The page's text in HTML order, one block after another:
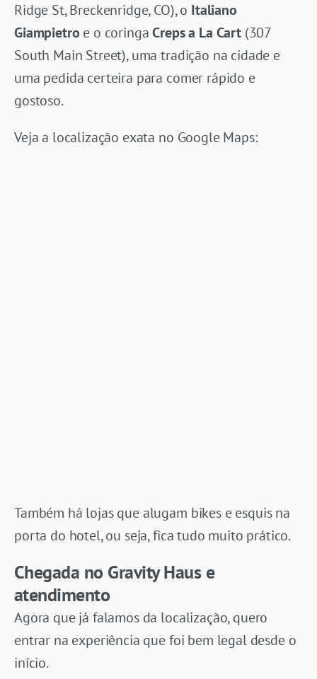
Ridge St, Breckenridge, CO), o Italiano
Giampietro e o coringaCreps a La Cart(307
South Main Street), uma tradição na cidade e
uma pedida certeira para comer rápido e
gostoso.
Veja a localização exata no Google Maps:
Também há lojas que alugam bikes e esquis na
porta do hotel, ou seja, fica tudo muito prático.
Chegada no Gravity Haus e
atendimento
Agora que já falamos da localização, quero
entrar na experiência que foi bem legal desde o
início.